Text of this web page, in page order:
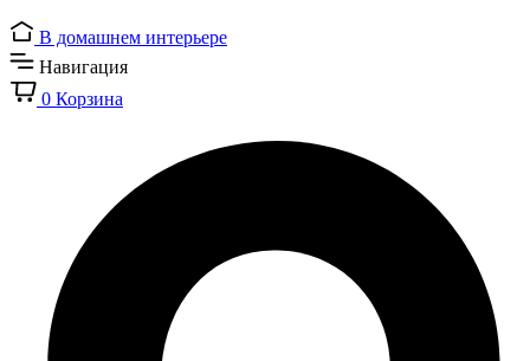
В домашнем интерьере
Навигация
0 Корзина